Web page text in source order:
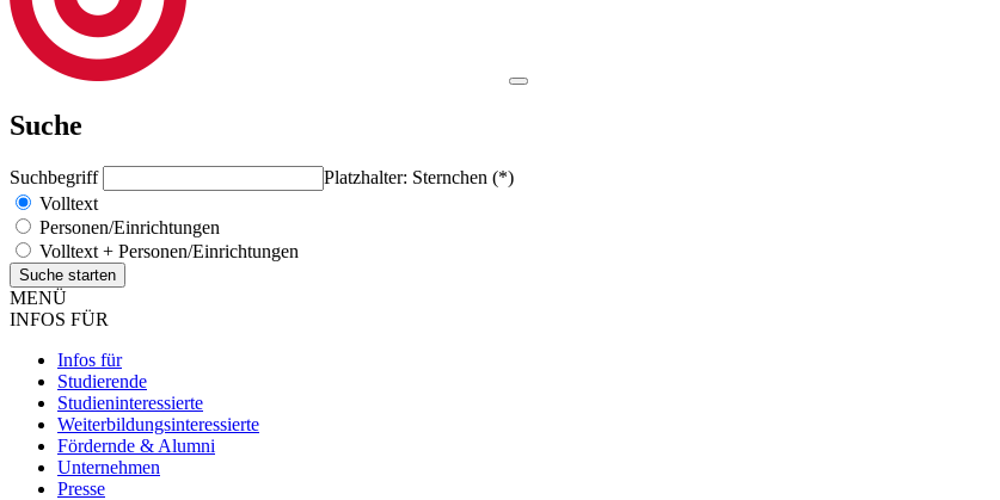
Suche
Suchbegriff
Platzhalter: Sternchen (*)
Volltext
Personen/Einrichtungen
Volltext + Personen/Einrichtungen
MENÜ
INFOS FÜR
Infos für
Studierende
Studieninteressierte
Weiterbildungsinteressierte
Fördernde & Alumni
Unternehmen
Presse